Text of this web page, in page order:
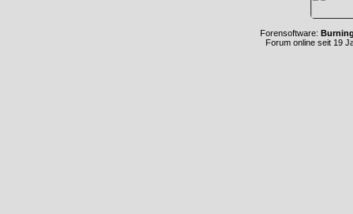
Forensoftware:
Forum online seit 19